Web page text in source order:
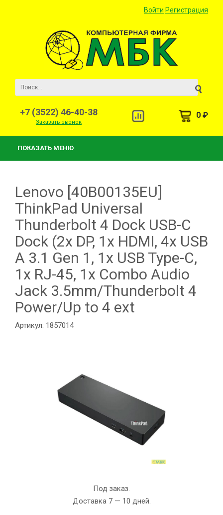
Войти Регистрация
+7 (3522) 46-40-38
Заказать звонок
0 ₽
ПОКАЗАТЬ МЕНЮ
Lenovo [40B00135EU]
ThinkPad Universal
Thunderbolt 4 Dock USB-C
Dock (2x DP, 1x HDMI, 4x USB
A 3.1 Gen 1, 1x USB Type-C,
1x RJ-45, 1x Combo Audio
Jack 3.5mm/Thunderbolt 4
Power/Up to 4 ext
Артикул: 1857014
Под заказ.
Доставка 7 — 10 дней.